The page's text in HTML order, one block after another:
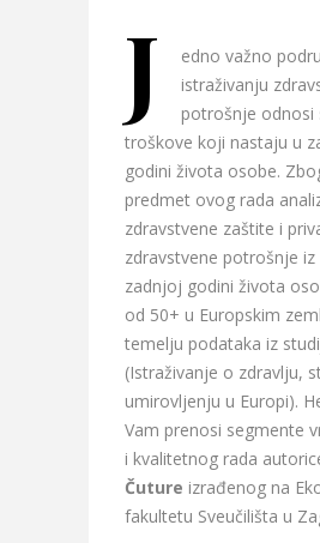
J
edno važno
istraživanju
potrošnje odnosi
troškove koji nastaju u
godini života osobe.
predmet ovog rada
zdravstvene zaštite i
zdravstvene potrošnje iz
zadnjoj godini života
od 50+ u Europskim
temelju podataka iz
(Istraživanje o zdravlju,
umirovljenju u Europi).
Vam prenosi segmente
i kvalitetnog rada
Čuture izrađenog na
fakultetu Sveučilišta u